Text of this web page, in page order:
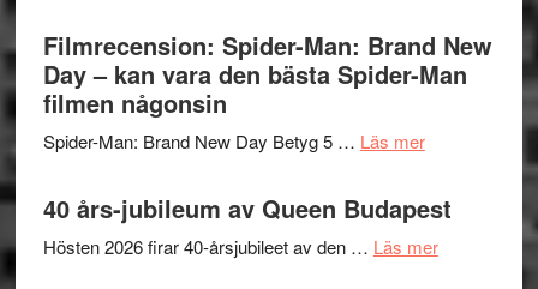
om
människans
imponerande
Vegas
GOES
Filmrecension: Spider-Man: Brand New
Day – kan vara den bästa Spider-Man
filmen någonsin
Spider-Man: Brand New Day Betyg 5 … Läs merom
Filmrecension:
Spider-
Man:
Brand
40 års-jubileum av Queen Budapest
Hösten 2026 firar 40-årsjubileet av den … Läs merom